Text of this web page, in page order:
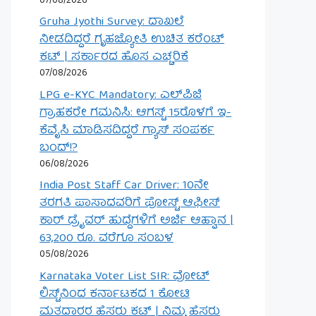
Gruha Jyothi Survey: ದಾಖಲೆ
ನೀಡದಿದ್ದರೆ ಗೃಹಜ್ಯೋತಿ ಉಚಿತ ಕರೆಂಟ್
ಕಟ್ | ಸರ್ಕಾರದ ಹೊಸ ಎಚ್ಚರಿಕೆ
07/08/2026
LPG e-KYC Mandatory: ಎಲ್‌ಪಿಜಿ
ಗ್ರಾಹಕರೇ ಗಮನಿಸಿ: ಆಗಸ್ಟ್ 15ರೊಳಗೆ ಇ-
ಕೆವೈಸಿ ಮಾಡಿಸದಿದ್ದರೆ ಗ್ಯಾಸ್ ಸಂಪರ್ಕ
ಬಂದ್!?
06/08/2026
India Post Staff Car Driver: 10ನೇ
ತರಗತಿ ಪಾಸಾದವರಿಗೆ ಪೋಸ್ಟ್ ಆಫೀಸ್
ಕಾರ್ ಡ್ರೈವರ್ ಹುದ್ದೆಗಳಿಗೆ ಅರ್ಜಿ ಆಹ್ವಾನ |
63,200 ರೂ. ವರೆಗೂ ಸಂಬಳ
05/08/2026
Karnataka Voter List SIR: ವೋಟ್
ಲಿಸ್ಟ್‌ನಿಂದ ಕರ್ನಾಟಕದ 1 ಕೋಟಿ
ಮತದಾರರ ಹೆಸರು ಕಟ್ | ನಿಮ್ಮ ಹೆಸರು